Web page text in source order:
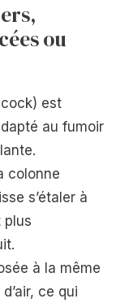
ou
est
au fumoir
colonne
s’étaler à
plus
à la même
ce qui